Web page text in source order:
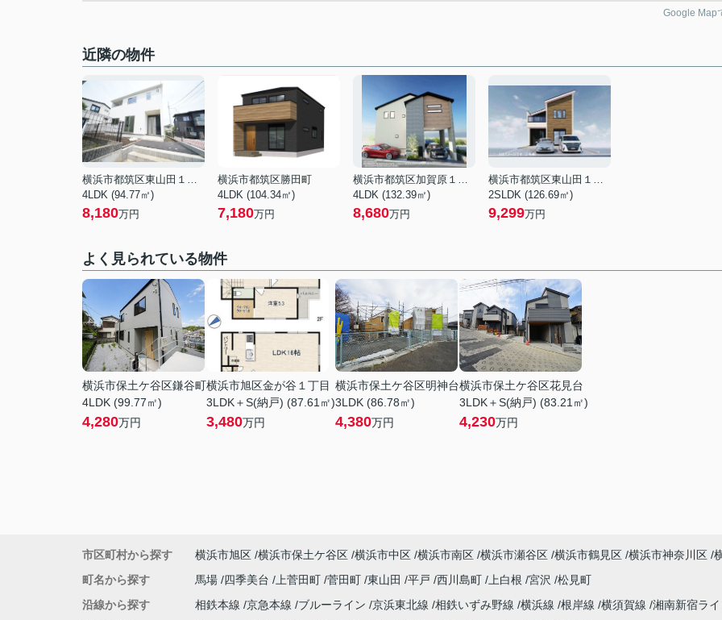
Google Map
近隣の物件
横浜市都筑区東山田１丁目
4LDK (94.77㎡)
8,180万円
横浜市都筑区勝田町
4LDK (104.34㎡)
7,180万円
横浜市都筑区加賀原１丁目
4LDK (132.39㎡)
8,680万円
横浜市都筑区東山田１丁目
2SLDK (126.69㎡)
9,299万円
よく見られている物件
横浜市保土ケ谷区鎌谷町
4LDK (99.77㎡)
4,280万円
横浜市旭区金が谷１丁目
3LDK＋S(納戸) (87.61㎡)
3,480万円
横浜市保土ケ谷区明神台
3LDK (86.78㎡)
4,380万円
横浜市保土ケ谷区花見台
3LDK＋S(納戸) (83.21㎡)
4,230万円
市区町村から探す 横浜市旭区 横浜市保土ケ谷区 横浜市中区 横浜市南区 横浜市瀬谷区 横浜市鶴見区 横浜市神奈川区
町名から探す
馬場 四季美台 上菅田町 菅田町 東山田 平戸 西川島町 上白根 宮沢
松見町
沿線から探す
相鉄本線 京急本線 ブルーライン 京浜東北線 相鉄いずみ野線 横浜線 根岸線 横須賀線 湘南新宿ラ